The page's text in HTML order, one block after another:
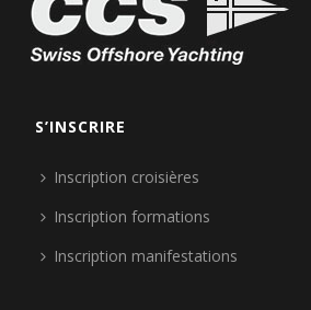
S’INSCRIRE
Inscription croisières
Inscription formations
Inscription manifestations